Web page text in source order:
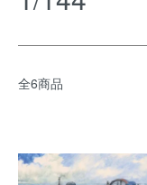
全6商品